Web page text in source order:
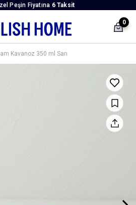
Peşin Fiyatına 6 Taksit
0
Kavanoz 350 ml Sarı